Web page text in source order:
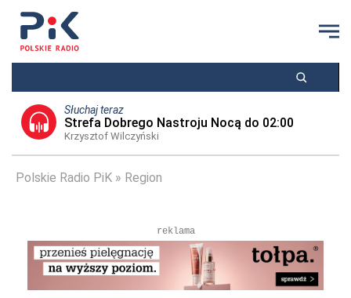
Słuchaj teraz
Strefa Dobrego Nastroju Nocą do 02:00
Krzysztof Wilczyński
Polskie Radio PiK Region
reklama